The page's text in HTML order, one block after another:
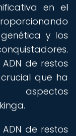
en el
y los
de restos
que ha
aspectos
de restos